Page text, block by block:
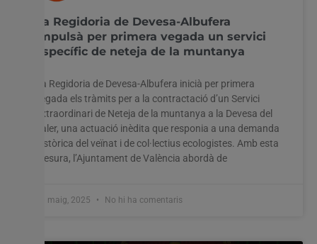
La Regidoria de Devesa-Albufera
impulsà per primera vegada un servici
específic de neteja de la muntanya
La Regidoria de Devesa-Albufera inicià per primera
vegada els tràmits per a la contractació d’un Servici
Extraordinari de Neteja de la muntanya a la Devesa del
Saler, una actuació inèdita que responia a una demanda
històrica del veïnat i de col·lectius ecologistes. Amb esta
mesura, l’Ajuntament de València abordà de
20 maig, 2025 No hi ha comentaris